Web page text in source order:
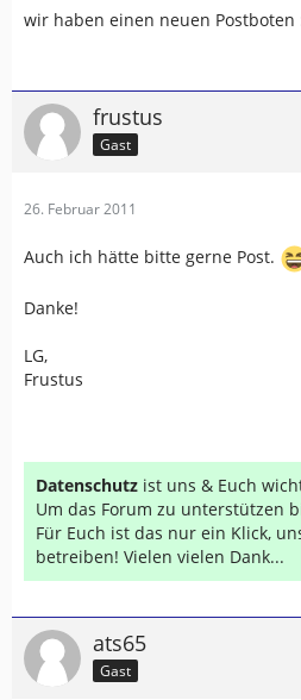
wir haben einen neuen Postboten
frustus
Gast
26. Februar 2011
Auch ich hätte bitte gerne Post.
Danke!
LG,
Frustus
Datenschutz ist uns & Euch
Um das Forum zu unterstützen
Für Euch ist das nur ein Klick,
betreiben! Vielen vielen Dank...
ats65
Gast